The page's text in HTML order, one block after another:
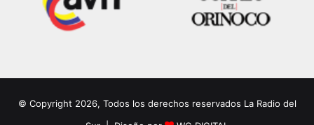
© Copyright 2026, Todos los derechos reservados La Radio del